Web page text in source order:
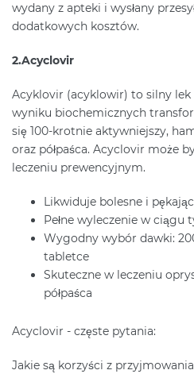
wydany z apteki i wysłany
dodatkowych kosztów.
2.Acyclovir
Acyklovir (acyklowir) to silny
wyniku biochemicznych
się 100-krotnie aktywniejszy,
oraz półpaśca. Acyclovir może
leczeniu prewencyjnym.
Likwiduje bolesne i
Pełne wyleczenie w ciągu
Wygodny wybór dawki:
tabletce
Skuteczne w leczeniu
półpaśca
Acyclovir - częste pytania:
Jakie są korzyści z